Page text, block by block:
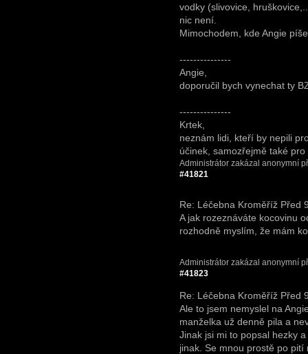
vodky (slivovice,
nic není.
Mimochodem, kde Angie
---------------
Angie,
doporučil bych vynechat ty
---------------
Krtek,
neznám lidi, kteří by nepili
účinek, samozřejmě také
Administrátor zakázal anonymní
#41821
Re: Léčebna Kroměříž Před
A jak rozeznáváte kocovinu
rozhodně myslím, že mám
Administrátor zakázal anonymní
#41823
Re: Léčebna Kroměříž Před
Ale to jsem nemyslel na
manželka už denně pila a
Jinak jsi mi to popsal hezky
jinak. Se mnou prostě po